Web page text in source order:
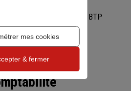
révolutionner l'univers du BTP
mes cookies
& fermer